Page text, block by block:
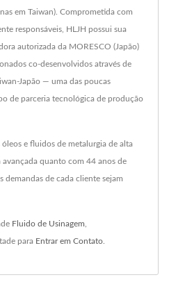
em Taiwan). Comprometida com
responsáveis, HLJH possui sua
autorizada da MORESCO (Japão)
co-desenvolvidos através de
Japão — uma das poucas
de parceria tecnológica de produção
e fluidos de metalurgia de alta
quanto com 44 anos de
demandas de cada cliente sejam
Fluido de Usinagem
para Entrar em Contato